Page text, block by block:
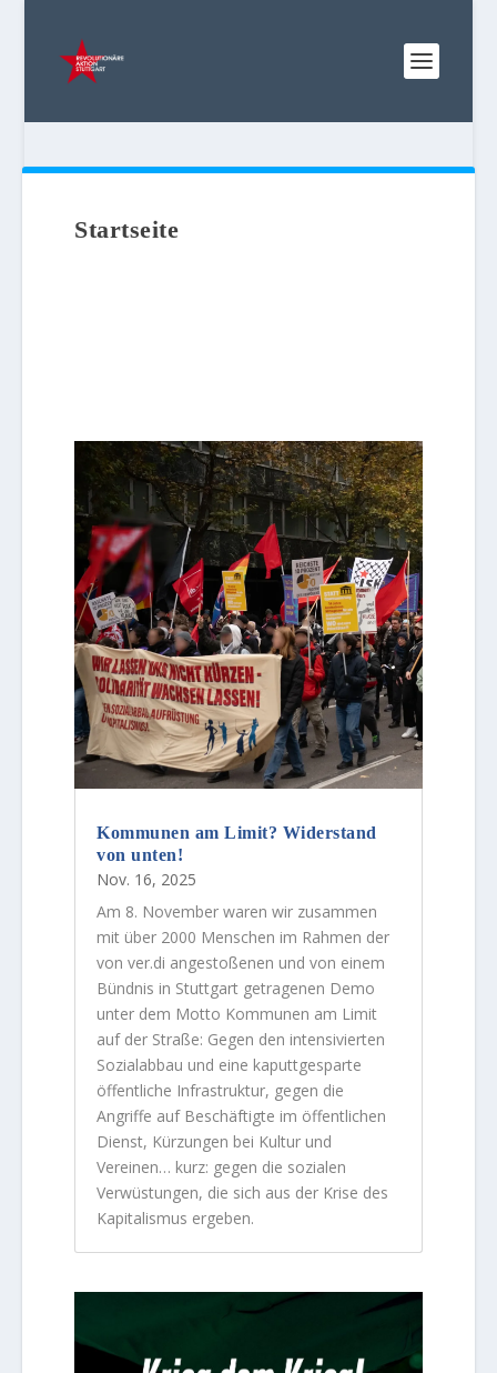
Startseite
Kommunen am Limit? Widerstand
von unten!
Nov. 16, 2025
Am 8. November waren wir zusammen
mit über 2000 Menschen im Rahmen der
von ver.di angestoßenen und von einem
Bündnis in Stuttgart getragenen Demo
unter dem Motto Kommunen am Limit
auf der Straße: Gegen den intensivierten
Sozialabbau und eine kaputtgesparte
öffentliche Infrastruktur, gegen die
Angriffe auf Beschäftigte im öffentlichen
Dienst, Kürzungen bei Kultur und
Vereinen… kurz: gegen die sozialen
Verwüstungen, die sich aus der Krise des
Kapitalismus ergeben.